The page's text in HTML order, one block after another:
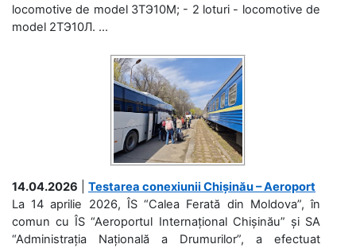
locomotive de model 3ТЭ10М; - 2 loturi - locomotive de
model 2ТЭ10Л. ...
14.04.2026
Testarea conexiunii Chișinău – Aeroport
La 14 aprilie 2026, ÎS “Calea Ferată din Moldova”, în
comun cu ÎS “Aeroportul Internațional Chișinău” și SA
“Administrația Națională a Drumurilor”, a efectuat